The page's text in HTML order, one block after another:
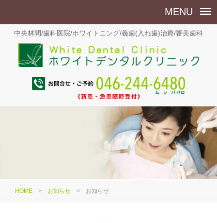
中央林間/歯科医院/ホワイトニング/義歯(入れ歯)治療/審美歯科
HOME > お知らせ > お知らせ